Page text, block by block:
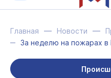
Главная Новости